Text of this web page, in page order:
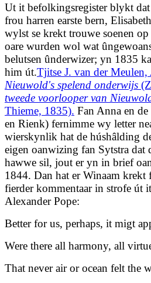
Ut it befolkingsregister blykt
frou harren earste bern,
wylst se krekt trouwe soenen
oare wurden wol wat
belutsen ûnderwizer; yn 1835
him út.Tjitse J. van der Meulen,
Nieuwold's spelend onderwijs
tweede voorlooper van
Thieme, 1835). Fan Anna en
en Rienk) fernimme wy letter
wierskynlik hat de húshâlding
eigen oanwizing fan Sytstra dat
hawwe sil, jout er yn in brief
1844. Dan hat er Winaam krekt
fierder kommentaar in strofe út it
Alexander Pope:
Better for us, perhaps, it migt
Were there all harmony, all
That never air or ocean felt the